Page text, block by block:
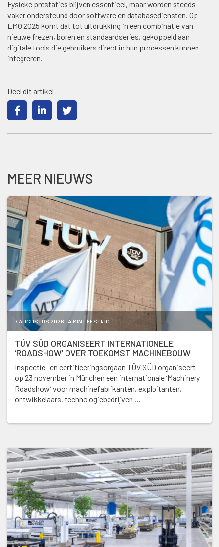
Fysieke prestaties blijven essentieel, maar worden steeds
vaker ondersteund door software en databasediensten. Op
EMO 2025 komt dat tot uitdrukking in een combinatie van
nieuwe frezen, boren en standaardseries, gekoppeld aan
digitale tools die gebruikers direct in hun processen kunnen
integreren.
Deel dit artikel
MEER NIEUWS
7 AUGUSTUS 2026 - 4 MIN LEESTIJD
TÜV SÜD ORGANISEERT INTERNATIONELE
‘ROADSHOW’ OVER TOEKOMST MACHINEBOUW
Inspectie- en certificeringsorgaan TÜV SÜD organiseert
op 23 november in München een internationale ‘Machinery
Roadshow’ voor machinefabrikanten, exploitanten,
ontwikkelaars, technologiebedrijven …